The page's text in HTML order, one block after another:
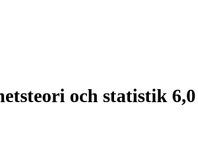
och statistik